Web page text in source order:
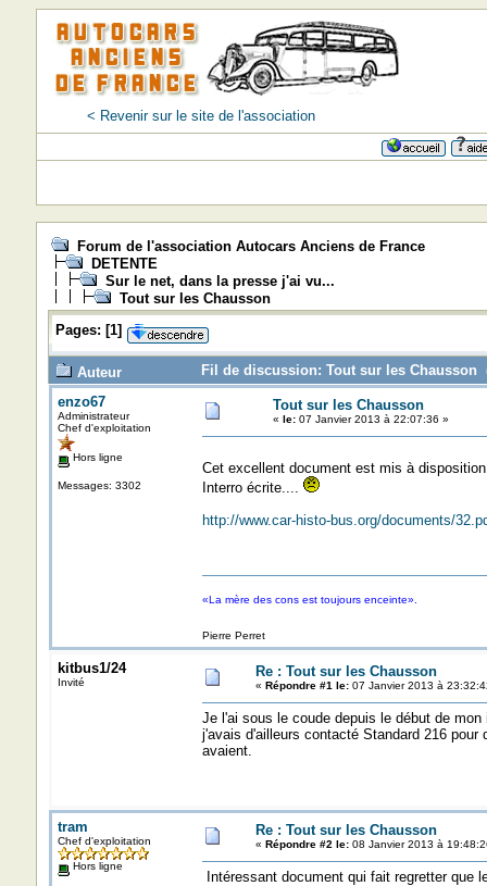
< Revenir sur le site de l'association
Forum de l'association Autocars Anciens de France
DETENTE
Sur le net, dans la presse j'ai vu...
Tout sur les Chausson
Pages: [1]
Auteur
Fil de discussion: Tout sur les Chausson
enzo67
Administrateur
Chef d'exploitation
Hors ligne
Messages: 3302
Tout sur les Chausson
« le:07 Janvier 2013 à 22:07:36 »
Cet excellent document est mis à
Interro écrite....
http://www.car-histo-bus.org/documents/
«La mère des cons est toujours enceinte».
Pierre Perret
kitbus1/24
Invité
Re : Tout sur les Chausson
« Répondre #1 le:07 Janvier 2013 à
Je l'ai sous le coude depuis le début de
j'avais d'ailleurs contacté Standard 216
avaient.
tram
Chef d'exploitation
Hors ligne
Re : Tout sur les Chausson
« Répondre #2 le:08 Janvier 2013 à
Intéressant document qui fait regretter que